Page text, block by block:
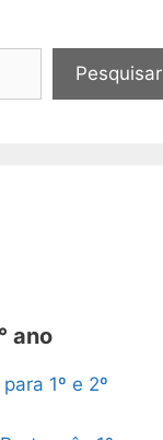
Pesquisar
ano
1º e 2º